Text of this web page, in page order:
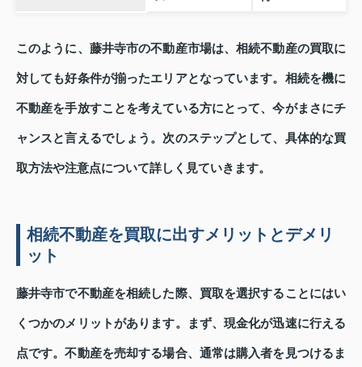
このように、藤井寺市の不動産市場は、相続不動産の買取に
対しても好条件が揃ったエリアとなっています。相続を機に
不動産を手放すことを考えている方にとって、今がまさにチ
ャンスと言えるでしょう。次のステップとして、具体的な買
取方法や注意点について詳しく見ていきます。
相続不動産を買取に出すメリットとデメリ
ット
藤井寺市で不動産を相続した際、買取を選択することにはい
くつかのメリットがあります。まず、現金化が迅速に行える
点です。不動産を売却する場合、通常は購入者を見つけるま